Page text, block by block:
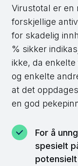
Virustotal er en
forskjellige
for skadelig
% sikker
ikke, da
og enkelte
at det
en god
For å
spesielt